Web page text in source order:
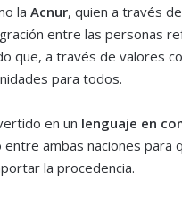
la Acnur, quien a través
entre las personas
que, a través de valores
para todos.
en un lenguaje en
ambas naciones
la procedencia.